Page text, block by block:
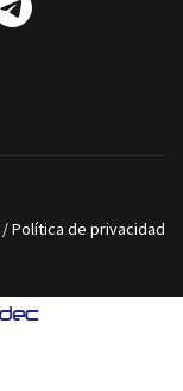
/Política de privacidad